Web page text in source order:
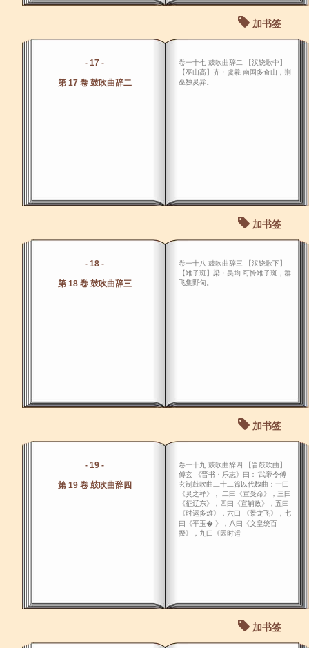
加书签
- 17 -
第 17 卷 鼓吹曲辞二
卷一十七 鼓吹曲辞二 【汉铙歌中】
【巫山高】齐・虞羲 南国多奇山，荆
巫独灵异。
加书签
- 18 -
第 18 卷 鼓吹曲辞三
卷一十八 鼓吹曲辞三 【汉铙歌下】
【雉子斑】梁・吴均 可怜雉子斑，群
飞集野甸。
加书签
- 19 -
第 19 卷 鼓吹曲辞四
卷一十九 鼓吹曲辞四 【晋鼓吹曲】
傅玄 《晋书・乐志》曰：“武帝令傅
玄制鼓吹曲二十二篇以代魏曲：一曰
《灵之祥》， 二曰《宣受命》，三曰
《征辽东》，四曰《宣辅政》，五曰
《时运多难》，六曰 《景龙飞》，七
曰《平玉� 》，八曰《文皇统百
揆》，九曰《因时运
加书签